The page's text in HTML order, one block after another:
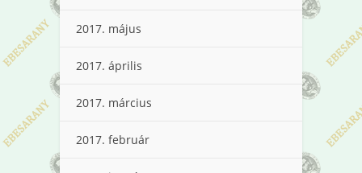
2017. május
2017. április
2017. március
2017. február